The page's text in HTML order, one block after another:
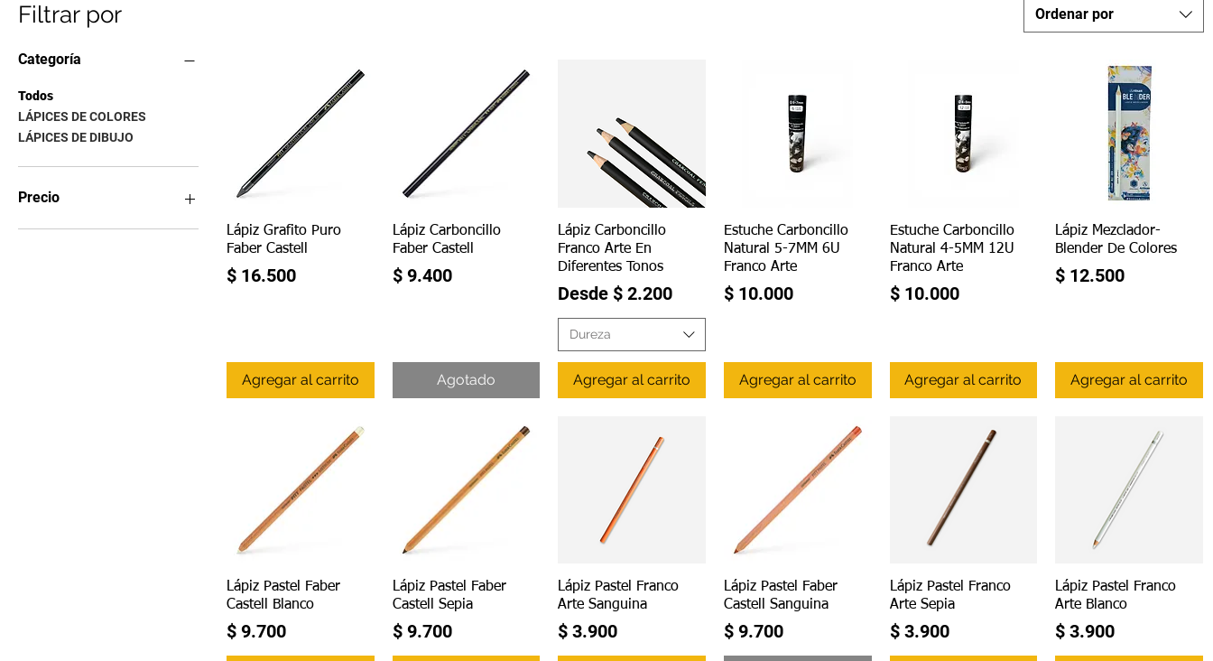
Filtrar por
Categoría
Todos
LÁPICES DE COLORES
LÁPICES DE DIBUJO
Precio
Ordenar por
Vista rápida
Lápiz Grafito Puro
Faber Castell
Precio
$ 16.500
Agregar al carrito
Vista rápida
Lápiz Carboncillo
Faber Castell
Precio
$ 9.400
Agotado
Vista rápida
Lápiz Carboncillo
Franco Arte En
Diferentes Tonos
Desde $ 2.200
Precio de oferta
Dureza
Agregar al carrito
Vista rápida
Estuche Carboncillo
Natural 5-7MM 6U
Franco Arte
Precio
$ 10.000
Agregar al carrito
Vista rápida
Estuche Carboncillo
Natural 4-5MM 12U
Franco Arte
Precio
$ 10.000
Agregar al carrito
Vista rápida
Lápiz Mezclador-
Blender De Colores
Precio
$ 12.500
Agregar al carrito
Vista rápida
Lápiz Pastel Faber
Castell Blanco
Precio
$ 9.700
Vista rápida
Lápiz Pastel Faber
Castell Sepia
Precio
$ 9.700
Vista rápida
Lápiz Pastel Franco
Arte Sanguina
Precio
$ 3.900
Vista rápida
Lápiz Pastel Faber
Castell Sanguina
Precio
$ 9.700
Vista rápida
Lápiz Pastel Franco
Arte Sepia
Precio
$ 3.900
Vista rápida
Lápiz Pastel Franco
Arte Blanco
Precio
$ 3.900